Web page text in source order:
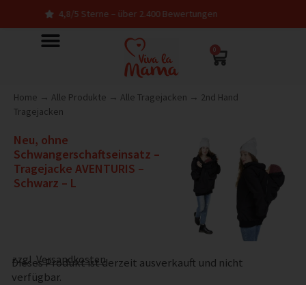
4,8/5 Sterne – über 2.400 Bewertungen
0
Home → Alle Produkte → Alle Tragejacken → 2nd Hand
Tragejacken
Neu, ohne
Schwangerschaftseinsatz –
Tragejacke AVENTURIS –
Schwarz – L
zzgl.Versandkosten
Dieses Produkt ist derzeit ausverkauft und nicht
verfügbar.